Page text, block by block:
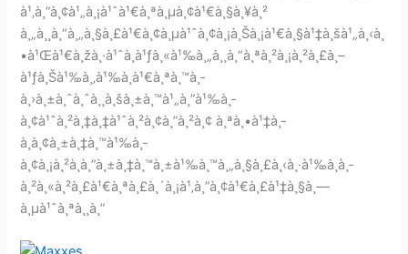
à¹‚à¸”à¸¢à¹„à¸¡à¹ˆà¹€à¸ªà¸µà¸¢à¹€à¸§à¸¥à¸²
à¸„à¸¸à¸“à¸„à¸§à¸£à¹€à¸¢à¸µà¹ˆà¸¢à¸¡à¸Šà¸¡à¹€à¸§à¹‡à¸šà¹„à¸‹à¸
•à¹Œà¹€à¸žà¸·à¹ˆà¸­à¹ƒà¸«à¹‰à¸„à¸¸à¸“à¸ªà¸²à¸¡à¸²à¸£à¸–
à¹ƒà¸Šà¹‰à¸‚à¹‰à¸­à¹€à¸ªà¸™à¸­
à¸›à¸±à¸ˆà¸ˆà¸¸à¸šà¸±à¸™à¹„à¸”à¹‰à¸­
à¸¢à¹ˆà¸²à¸‡à¸‡à¹ˆà¸²à¸¢à¸”à¸²à¸¢ à¸ªà¸•à¹‡à¸­
à¸à¸¢à¸±à¸‡à¸™à¹‰à¸­
à¸¢à¸¡à¸²à¸à¸”à¸±à¸‡à¸™à¸±à¹‰à¸™à¸„à¸§à¸£à¸‹à¸·à¹‰à¸­à¸­
à¸²à¸«à¸²à¸£à¹€à¸ªà¸£à¸´à¸¡à¹‚à¸”à¸¢à¹€à¸£à¹‡à¸§à¸—
à¸µà¹ˆà¸ªà¸¸à¸”